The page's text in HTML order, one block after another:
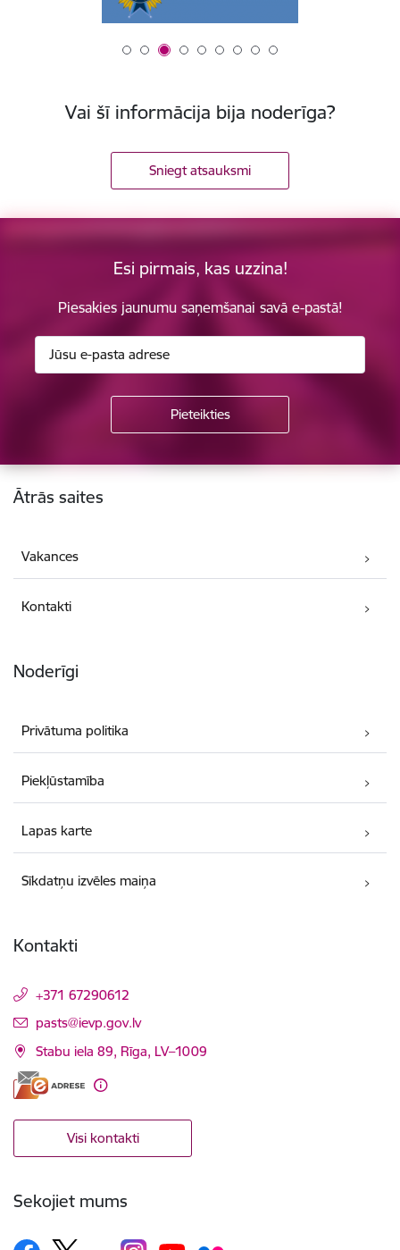
Vai šī informācija bija noderīga?
Sniegt atsauksmi
Esi pirmais, kas uzzina!
Piesakies jaunumu saņemšanai savā e-pastā!
Kājene
Ātrās saites
Vakances
Kontakti
Noderīgi
Privātuma politika
Piekļūstamība
Lapas karte
Sīkdatņu izvēles maiņa
Kontakti
+371 67290612
E-pasts:
pasts@ievp.gov.lv
Stabu iela 89, Rīga, LV–1009
Visi kontakti
Sekojiet mums